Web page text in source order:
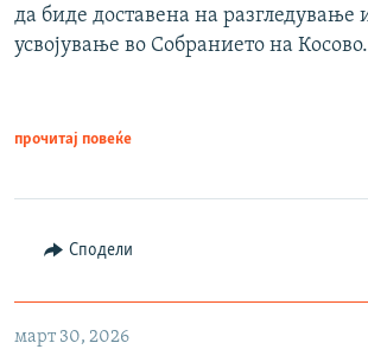
да биде доставена на разгледување
усвојување во Собранието на Косово.
прочитај повеќе
Сподели
март 30, 2026